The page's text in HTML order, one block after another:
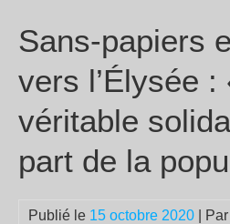
Sans-papiers
vers l’Élysée
véritable
part de la
Publié le 15 octobre 2020 | Par